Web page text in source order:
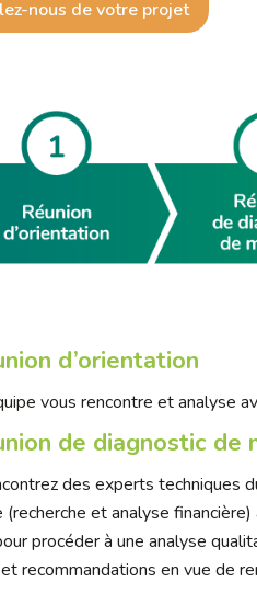
nous de votre projet
d’orientation
vous rencontre et analyse
de diagnostic de
des experts techniques
et analyse
procéder à une analyse
recommandations en vue de